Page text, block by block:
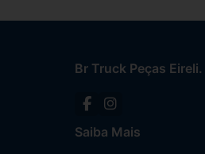
Br Truck Peças
Saiba Mais